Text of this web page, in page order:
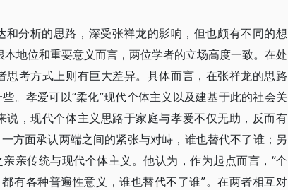
分析的思路，深受张祥龙的影响，但也颇有不同的想
本地位和重要意义而言，两位学者的立场高度一致。在处
考方式上则有巨大差异。具体而言，在张祥龙的思路
。孝爱可以“柔化”现代个体主义以及建基于此的社会关
，现代个体主义思路于家庭与孝爱不仅无助，反而有
方面承认两端之间的紧张与对峙，谁也替代不了谁；另
亲传统与现代个体主义。他认为，作为起点而言，“个
有各种普遍性意义，谁也替代不了谁”。在两者相互对